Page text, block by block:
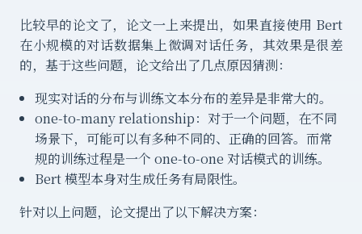
比较早的论文了，论文一上来提出，如果直接使用 Bert
在小规模的对话数据集上微调对话任务，其效果是很差
的，基于这些问题，论文给出了几点原因猜测：
现实对话的分布与训练文本分布的差异是非常大的。
one-to-many relationship：对于一个问题，在不同
场景下，可能可以有多种不同的、正确的回答。而常
规的训练过程是一个 one-to-one 对话模式的训练。
Bert 模型本身对生成任务有局限性。
针对以上问题，论文提出了以下解决方案：